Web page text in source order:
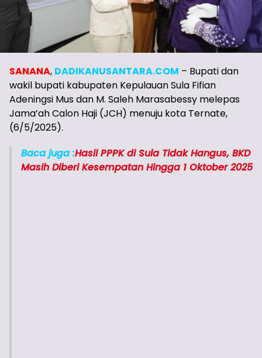
SANANA, DADIKANUSANTARA.COM – Bupati dan
wakil bupati kabupaten Kepulauan Sula Fifian
Adeningsi Mus dan M. Saleh Marasabessy melepas
Jama’ah Calon Haji (JCH) menuju kota Ternate,
(6/5/2025).
Baca juga :Hasil PPPK di Sula Tidak Hangus, BKD
Masih Diberi Kesempatan Hingga 1 Oktober 2025